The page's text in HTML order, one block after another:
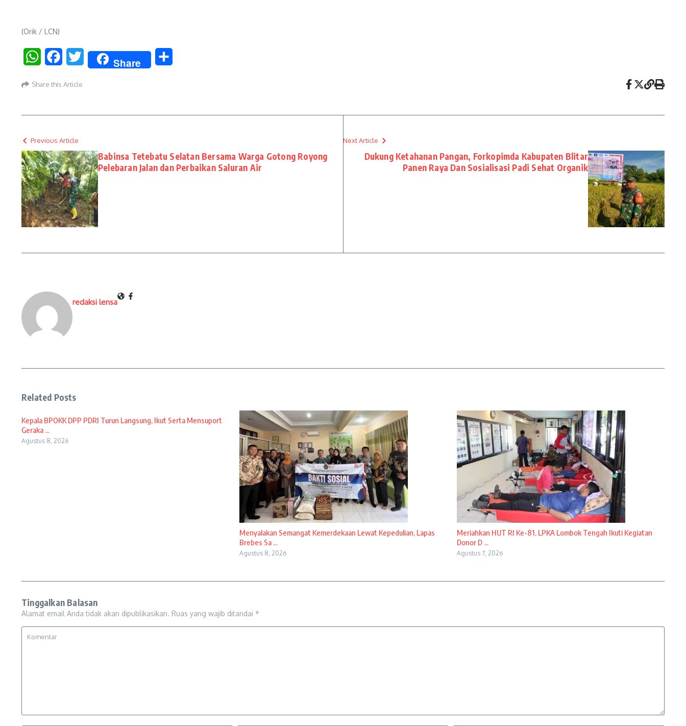
(Orik / LCN)
WhatsAppFacebookTwitter Share
Share this Article
Previous Article
Babinsa Tetebatu Selatan Bersama Warga Gotong Royong
Pelebaran Jalan dan Perbaikan Saluran Air
Next Article
Dukung Ketahanan Pangan, Forkopimda Kabupaten Blitar
Panen Raya Dan Sosialisasi Padi Sehat Organik
redaksi lensa
Related Posts
Kepala BPOKK DPP PDRI Turun Langsung, Ikut Serta Mensuport
Geraka ...
Agustus 8, 2026
Menyalakan Semangat Kemerdekaan Lewat Kepedulian, Lapas
Brebes Sa ...
Agustus 8, 2026
Meriahkan HUT RI Ke-81, LPKA Lombok Tengah Ikuti Kegiatan
Donor D ...
Agustus 7, 2026
Tinggalkan Balasan
Alamat email Anda tidak akan dipublikasikan. Ruas yang wajib ditandai *